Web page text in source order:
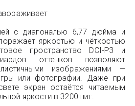
с диагональю 6,77 дюйма и
яркостью и чёткостью
пространство DCI-P3 и
оттенков позволяют
изображениями —
или фотографии. Даже при
экран остаётся читаемым
яркости в 3200 нит.